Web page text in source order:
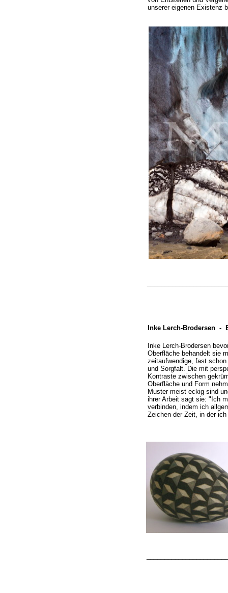
unserer eigenen Existenz
Inke Lerch-Brodersen -
Inke Lerch-Brodersen
Oberfläche behandelt sie
zeitaufwendige, fast
und Sorgfalt. Die mit
Kontraste zwischen
Oberfläche und Form
Muster meist eckig sind
ihrer Arbeit sagt sie: "Ich
verbinden, indem ich
Zeichen der Zeit, in der